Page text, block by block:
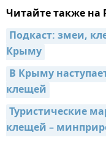
Читайте также
Подкаст: змеи,
Крыму
В Крыму
клещей
Туристические
клещей –